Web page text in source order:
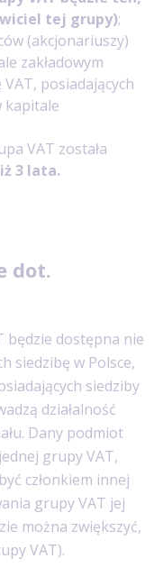
tej grupy);
(akcjonariuszy)
zakładowym
posiadających
kapitale
VAT została
3 lata.
dot.
będzie dostępna nie
siedzibę w Polsce,
siedziby
działalność
Dany podmiot
grupy VAT,
członkiem innej
grupy VAT jej
można zwiększyć,
VAT).